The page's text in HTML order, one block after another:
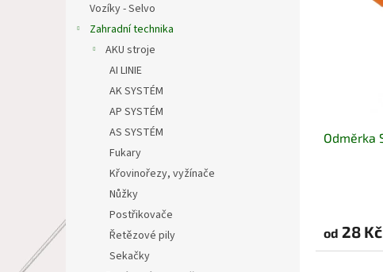
Vozíky - Selvo
Zahradní technika
AKU stroje
AI LINIE
AK SYSTÉM
AP SYSTÉM
AS SYSTÉM
Fukary
Křovinořezy, vyžínače
Nůžky
Postřikovače
Řetězové pily
Sekačky
Odměrka
od 28 Kč